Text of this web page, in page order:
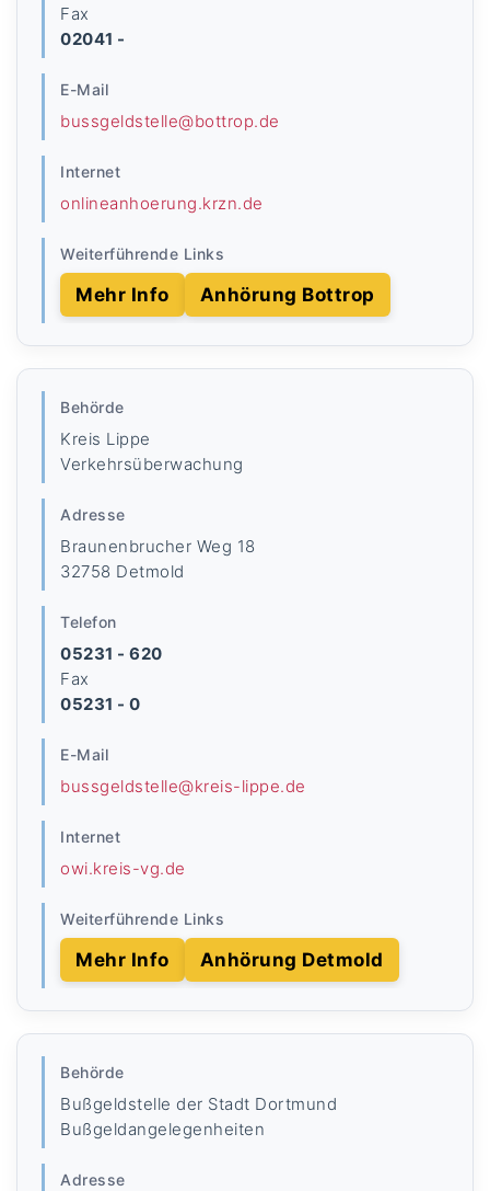
Fax
02041 -
E-Mail
bussgeldstelle@bottrop.de
Internet
onlineanhoerung.krzn.de
Weiterführende Links
Mehr Info Anhörung Bottrop
Behörde
Kreis Lippe
Verkehrsüberwachung
Adresse
Braunenbrucher Weg 18
32758 Detmold
Telefon
05231 - 620
Fax
05231 - 0
E-Mail
bussgeldstelle@kreis-lippe.de
Internet
owi.kreis-vg.de
Weiterführende Links
Mehr Info Anhörung Detmold
Behörde
Bußgeldstelle der Stadt Dortmund
Bußgeldangelegenheiten
Adresse